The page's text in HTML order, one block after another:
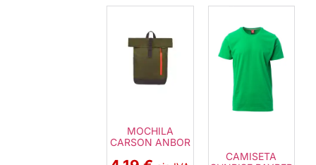
MOCHILA
CARSON ANBOR
CAMISETA